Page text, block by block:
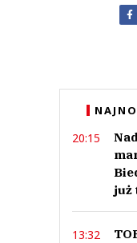
20:15
już
13:32